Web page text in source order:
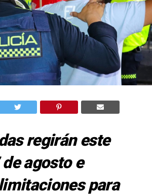
regirán este
agosto e
para